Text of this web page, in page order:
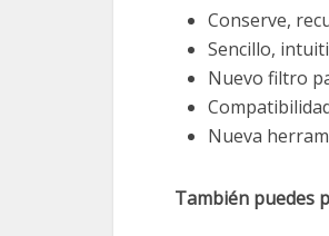
Conserve,
Sencillo,
Nuevo filtro
Nueva
También puedes